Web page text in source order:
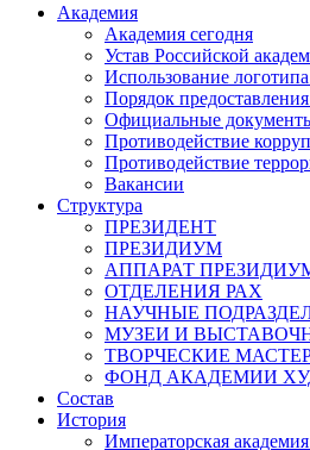
Академия
Академия сегодня
Устав Российской
Использование
Порядок
Официальные
Противодействие
Противодействие
Вакансии
Структура
ПРЕЗИДЕНТ
ПРЕЗИДИУМ
АППАРАТ
ОТДЕЛЕНИЯ РАХ
НАУЧНЫЕ
МУЗЕИ И
ТВОРЧЕСКИЕ
ФОНД АКАДЕМИИ
Состав
История
Императорская